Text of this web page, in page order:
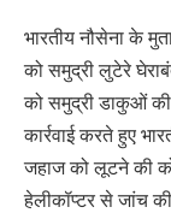
भारतीय नौसेना के
को समुद्री लुटेरे
को समुद्री डाकुओं की
कार्रवाई करते हुए
जहाज को लूटने की
हेलीकॉप्टर से जांच